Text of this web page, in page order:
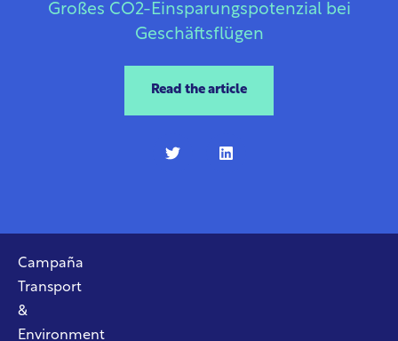
Großes CO2-Einsparungspotenzial bei
Geschäftsflügen
Read the article
Campaña
Transport
&
Environment